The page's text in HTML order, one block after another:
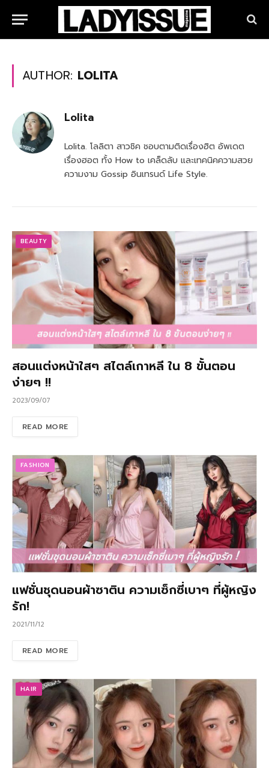
AUTHOR: LOLITA
Lolita
Lolita. โลลิตา สาวชิค ชอบตามติดเรื่องฮิต อัพเดต
เรื่องฮอต ทั้ง How to เคล็ดลับ และเทคนิคความสวย
ความงาม Gossip อินเทรนด์ Life Style.
BEAUTY
สอนแต่งหน้าใสๆ สไตล์เกาหลี ใน 8 ขั้นตอน
ง่ายๆ !!
2023/09/07
READ MORE
FASHION
แฟชั่นชุดนอนผ้าซาติน ความเซ็กซี่เบาๆ ที่ผู้หญิง
รัก!
2021/11/12
READ MORE
HAIR